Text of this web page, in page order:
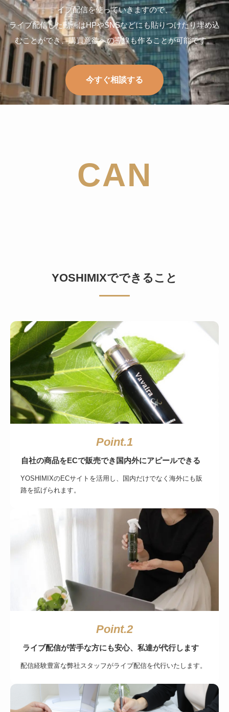
イブ配信を使っていきますので、
ライブ配信した動画はHPやSNSなどにも貼りつけたり埋め込
むことができ、購買意欲への導線も作ることが可能です。
今すぐ相談する
CAN
YOSHIMIXでできること
Point.1
自社の商品をECで販売でき国内外にアピールできる
YOSHIMIXのECサイトを活用し、国内だけでなく海外にも販
路を拡げられます。
Point.2
ライブ配信が苦手な方にも安心、私達が代行します
配信経験豊富な弊社スタッフがライブ配信を代行いたします。